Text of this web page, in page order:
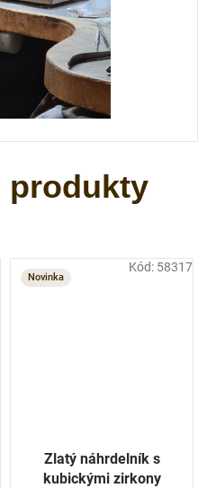
Novinka
Zlatý náhrdelník s
kubickými zirkony
Kód: 58317